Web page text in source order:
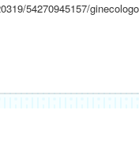
54270945157/